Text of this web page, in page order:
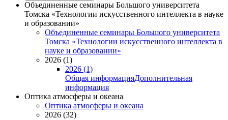
Объединенные семинары Большого университета
Томска «Технологии искусственного интеллекта в науке
и образовании»
Объединенные семинары Большого университета
Томска «Технологии искусственного интеллекта в
науке и образовании»
2026 (1)
2026 (1)
Общая информацияДополнительная
информация
Оптика атмосферы и океана
Оптика атмосферы и океана
2026 (32)